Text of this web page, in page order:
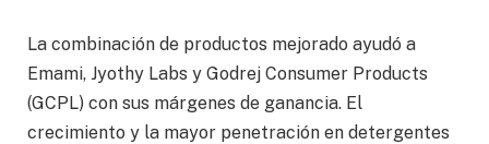
La combinación de productos mejorado ayudó a
Emami, Jyothy Labs y Godrej Consumer Products
(GCPL) con sus márgenes de ganancia. El
crecimiento y la mayor penetración en detergentes